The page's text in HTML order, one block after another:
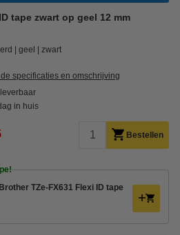
tape zwart op geel 12 mm
geel zwart
specificaties en omschrijving
in huis
Bestellen
TZe-FX631 Flexi ID tape